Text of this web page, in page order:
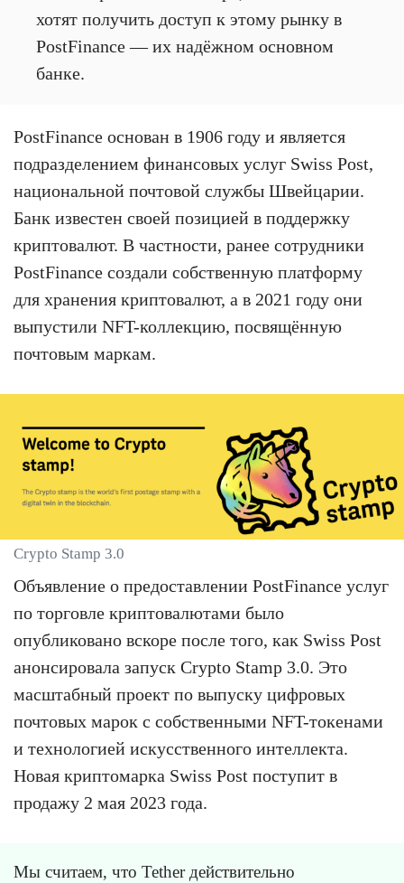
хотят получить доступ к этому рынку в
PostFinance — их надёжном основном
банке.
PostFinance основан в 1906 году и является
подразделением финансовых услуг Swiss Post,
национальной почтовой службы Швейцарии.
Банк известен своей позицией в поддержку
криптовалют. В частности, ранее сотрудники
PostFinance создали собственную платформу
для хранения криптовалют, а в 2021 году они
выпустили NFT-коллекцию, посвящённую
почтовым маркам.
Crypto Stamp 3.0
Объявление о предоставлении PostFinance услуг
по торговле криптовалютами было
опубликовано вскоре после того, как Swiss Post
анонсировала запуск Crypto Stamp 3.0. Это
масштабный проект по выпуску цифровых
почтовых марок с собственными NFT-токенами
и технологией искусственного интеллекта.
Новая криптомарка Swiss Post поступит в
продажу 2 мая 2023 года.
Мы считаем, что Tether действительно